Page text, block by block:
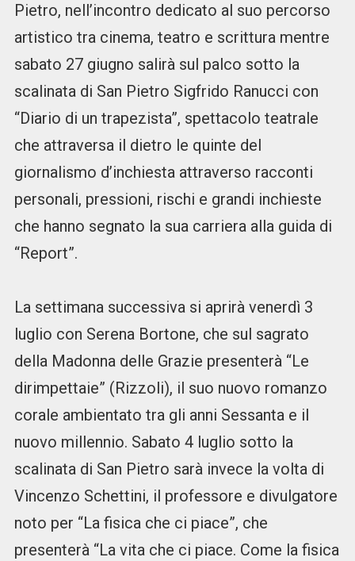
Pietro, nell’incontro dedicato al suo percorso
artistico tra cinema, teatro e scrittura mentre
sabato 27 giugno salirà sul palco sotto la
scalinata di San Pietro Sigfrido Ranucci con
“Diario di un trapezista”, spettacolo teatrale
che attraversa il dietro le quinte del
giornalismo d’inchiesta attraverso racconti
personali, pressioni, rischi e grandi inchieste
che hanno segnato la sua carriera alla guida di
“Report”.
La settimana successiva si aprirà venerdì 3
luglio con Serena Bortone, che sul sagrato
della Madonna delle Grazie presenterà “Le
dirimpettaie” (Rizzoli), il suo nuovo romanzo
corale ambientato tra gli anni Sessanta e il
nuovo millennio. Sabato 4 luglio sotto la
scalinata di San Pietro sarà invece la volta di
Vincenzo Schettini, il professore e divulgatore
noto per “La fisica che ci piace”, che
presenterà “La vita che ci piace. Come la fisica